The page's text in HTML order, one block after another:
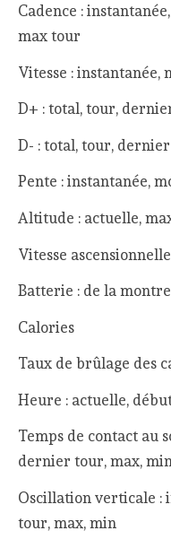
Cadence :
max tour
Vitesse : instantanée,
D+ : total, tour,
D- : total, tour,
Pente : instantanée,
Altitude : actuelle,
Vitesse ascensionnelle
Batterie : de la
Calories
Taux de brûlage des
Heure : actuelle,
Temps de contact au
dernier tour, max,
Oscillation verticale :
tour, max, min